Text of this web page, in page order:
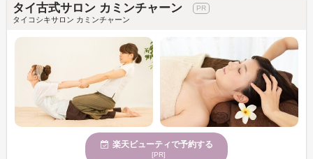
タイ古式サロン カミンチャーン
タイコシキサロン カミンチャーン
楽天ビューティで予約する
[PR]